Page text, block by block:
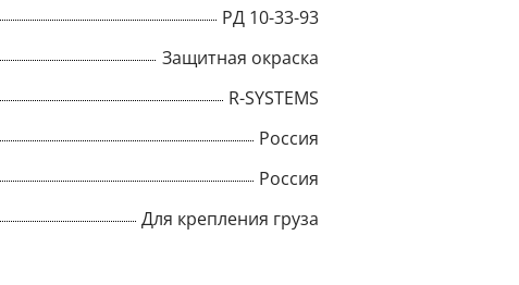
РД 10-33-93
Защитная окраска
R-SYSTEMS
Россия
Россия
Для крепления груза